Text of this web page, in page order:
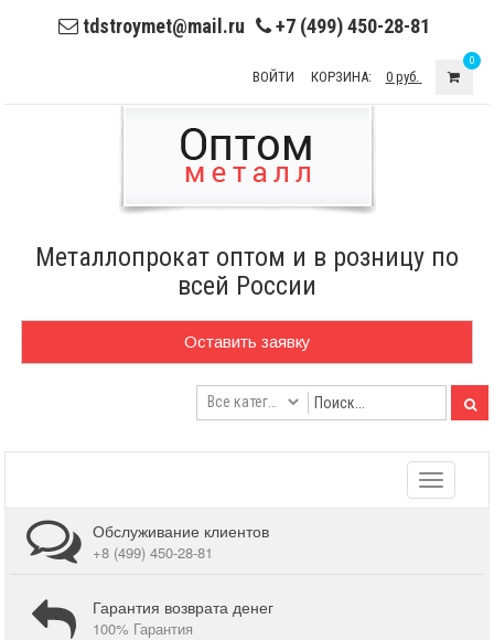
tdstroymet@mail.ru +7 (499) 450-28-81
ВОЙТИ КОРЗИНА: 0 руб.
0
Металлопрокат оптом и в розницу по
всей России
Оставить заявку
Toggle
Обслуживание клиентов
+8 (499) 450-28-81
Гарантия возврата денег
100% Гарантия